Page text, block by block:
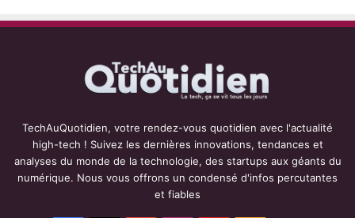
TechAuQuotidien, votre rendez-vous quotidien avec l'actualité
high-tech ! Suivez les dernières innovations, tendances et
analyses du monde de la technologie, des startups aux géants du
numérique. Nous vous offrons un condensé d'infos percutantes
et fiables